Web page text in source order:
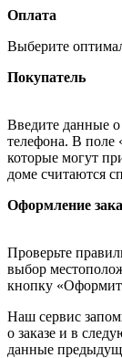
Оплата
Выберите
Покупатель
Введите данные
телефона. В поле
которые могут
доме считаются
Оформление
Проверьте
выбор
кнопку
Наш сервис
о заказе и в
данные